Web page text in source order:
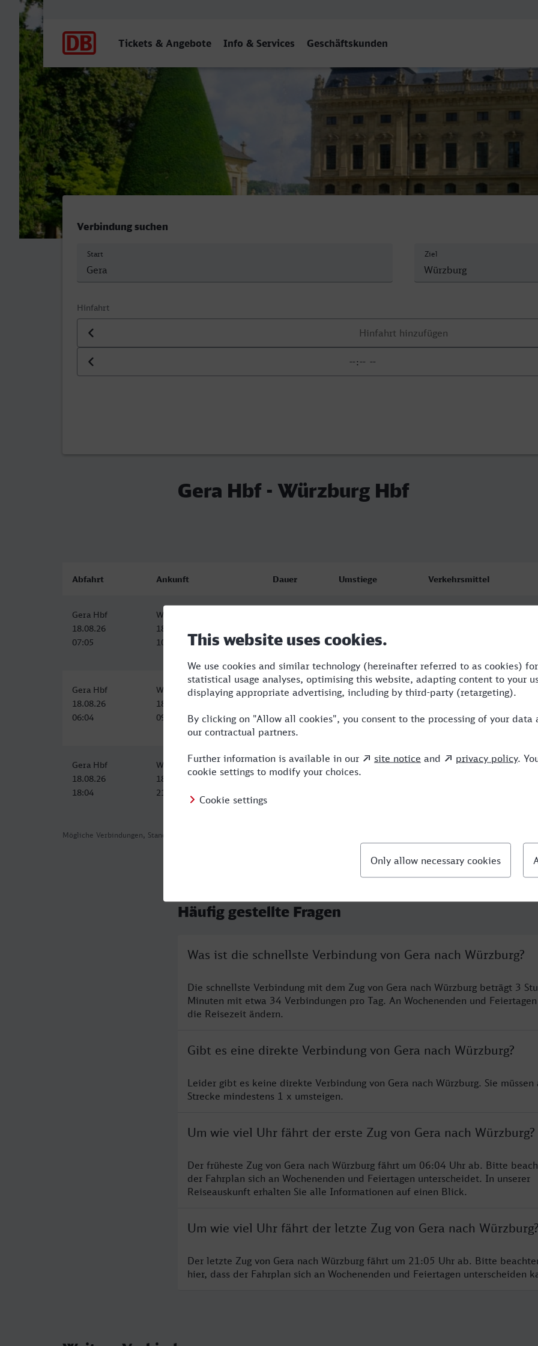
Tickets & Angebote Info & Services Geschäftskunden
Gera Hbf - Würzburg Hbf
Verbindung suchen
Start Ziel
Hinfahrt
Datum der Hinfahrt
Uhrzeit der Hinfahrt
Gera Hbf - Würzburg Hbf
Mögliche Verbindungen, Stand: 2026-08-04 11:55
Abfahrt Ankunft Dauer Umstiege Verkehrsmittel
Gera Hbf
18.08.26
07:05
Würzburg Hbf
18.08.26
10:20
Gera Hbf
18.08.26
06:04
Würzburg Hbf
18.08.26
09:28
3:24 2 RE,ICE
Gera Hbf
18.08.26
18:04
Würzburg Hbf
18.08.26
21:28
3:24 2 RE,ICE
Häufig gestellte Fragen
Was ist die schnellste Verbindung von Gera nach Würzburg?
Die schnellste Verbindung mit dem Zug von Gera nach Würzburg beträgt 3
Minuten mit etwa 34 Verbindungen pro Tag. An Wochenenden und
die Reisezeit ändern.
Gibt es eine direkte Verbindung von Gera nach Würzburg?
Leider gibt es keine direkte Verbindung von Gera nach Würzburg. Sie müssen
Strecke mindestens 1 x umsteigen.
Um wie viel Uhr fährt der erste Zug von Gera nach Würzburg?
Der früheste Zug von Gera nach Würzburg fährt um 06:04 Uhr ab. Bitte
der Fahrplan sich an Wochenenden und Feiertagen unterscheidet. In unserer
Reiseauskunft erhalten Sie alle Informationen auf einen Blick.
Um wie viel Uhr fährt der letzte Zug von Gera nach Würzburg?
Der letzte Zug von Gera nach Würzburg fährt um 21:05 Uhr ab. Bitte
hier, dass der Fahrplan sich an Wochenenden und Feiertagen unterscheiden